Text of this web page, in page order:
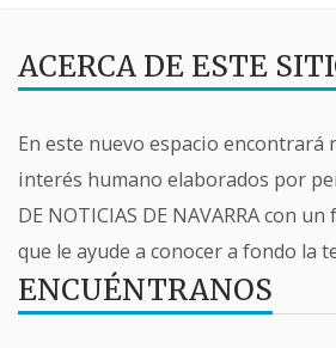
ACERCA DE ESTE
En este nuevo espacio encontrará
interés humano elaborados por
DE NOTICIAS DE NAVARRA con
que le ayude a conocer a fondo la
ENCUÉNTRANOS